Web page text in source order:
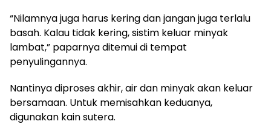
“Nilamnya juga harus kering dan jangan juga terlalu
basah. Kalau tidak kering, sistim keluar minyak
lambat,” paparnya ditemui di tempat
penyulingannya.
Nantinya diproses akhir, air dan minyak akan keluar
bersamaan. Untuk memisahkan keduanya,
digunakan kain sutera.